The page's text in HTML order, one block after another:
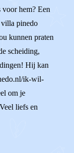
voor hem? Een
villa pinedo
kunnen praten
scheiding,
Hij kan
ik-wil-
om je
liefs en